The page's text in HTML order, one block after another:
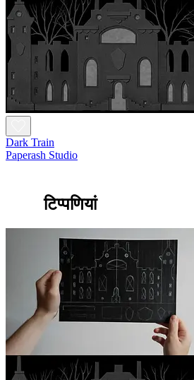
Dark Train
Paperash Studio
टिप्पणियां